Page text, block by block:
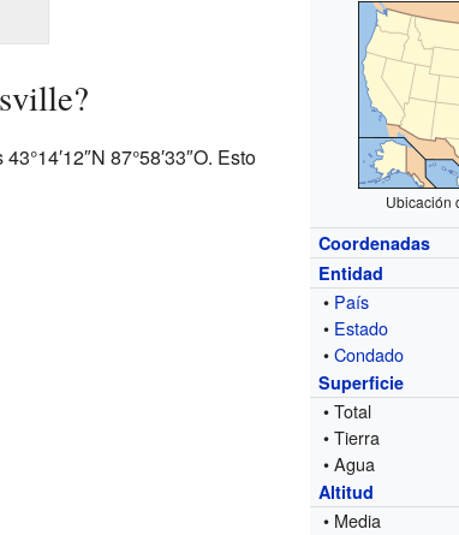
Ubicación
Coordenadas
Entidad
• País
• Estado
•Condado
Superficie
• Total
• Tierra
• Agua
Altitud
• Media
87°58′33″O. Esto